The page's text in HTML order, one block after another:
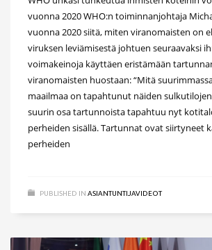
vuonna 2020 WHO:n toiminnanjohtaja
vuonna 2020 siitä, miten viranomaisten on
viruksen leviämisestä johtuen seuraavaksi
voimakeinoja käyttäen eristämään
viranomaisten huostaan: “Mitä
maailmaa on tapahtunut näiden
suurin osa tartunnoista tapahtuu nyt
perheiden sisällä. Tartunnat ovat siirtyneet
perheiden
PUBLISHED IN ASIANTUNTIJAVIDEOT